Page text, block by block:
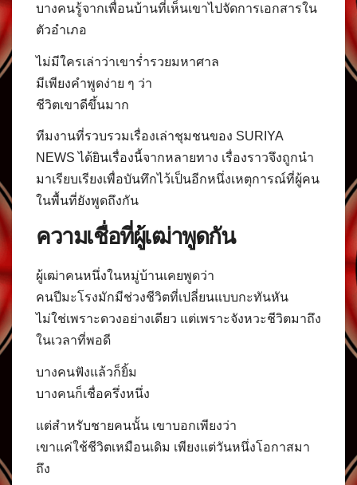
บางคนรู้จากเพื่อนบ้านที่เห็นเขาไปจัดการเอกสารใน
ตัวอำเภอ
ไม่มีใครเล่าว่าเขาร่ำรวยมหาศาล
มีเพียงคำพูดง่าย ๆ ว่า
ชีวิตเขาดีขึ้นมาก
ทีมงานที่รวบรวมเรื่องเล่าชุมชนของ SURIYA
NEWS ได้ยินเรื่องนี้จากหลายทาง เรื่องราวจึงถูกนำ
มาเรียบเรียงเพื่อบันทึกไว้เป็นอีกหนึ่งเหตุการณ์ที่ผู้คน
ในพื้นที่ยังพูดถึงกัน
ความเชื่อที่ผู้เฒ่าพูดกัน
ผู้เฒ่าคนหนึ่งในหมู่บ้านเคยพูดว่า
คนปีมะโรงมักมีช่วงชีวิตที่เปลี่ยนแบบกะทันหัน
ไม่ใช่เพราะดวงอย่างเดียว แต่เพราะจังหวะชีวิตมาถึง
ในเวลาที่พอดี
บางคนฟังแล้วก็ยิ้ม
บางคนก็เชื่อครึ่งหนึ่ง
แต่สำหรับชายคนนั้น เขาบอกเพียงว่า
เขาแค่ใช้ชีวิตเหมือนเดิม เพียงแต่วันหนึ่งโอกาสมา
ถึง